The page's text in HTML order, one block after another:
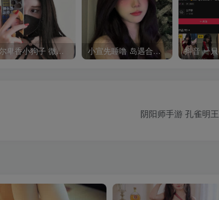
阿尔卑香小狗子 微密圈合集[40套][持续更新2023.12.14] 小宣先睡噜 岛遇合集[持续更新2025.08.27]
阴阳师手游 孔雀明